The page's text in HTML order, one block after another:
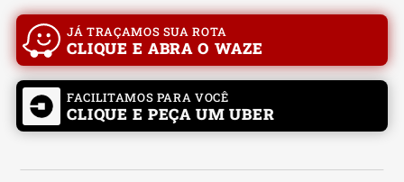
JÁ TRAÇAMOS SUA ROTA
CLIQUE E ABRA O WAZE
FACILITAMOS PARA VOCÊ
CLIQUE E PEÇA UM UBER